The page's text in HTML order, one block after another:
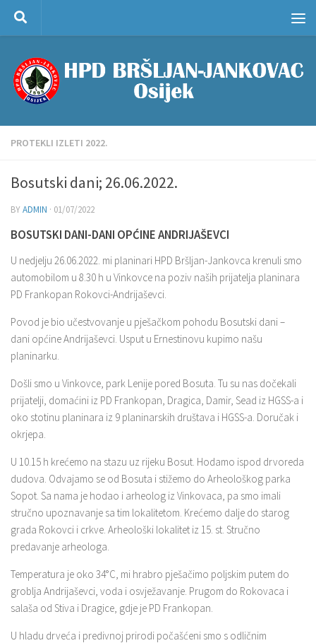
Skip to content
PROTEKLI IZLETI 2022.
Bosutski dani; 26.06.2022.
BYADMIN · 01/07/2022
BOSUTSKI DANI-DANI OPĆINE ANDRIJAŠEVCI
U nedjelju 26.06.2022. mi planinari HPD Bršljan-Jankovca krenuli smo
automobilom u 8.30 h u Vinkovce na poziv naših prijatelja planinara
PD Frankopan Rokovci-Andrijaševci.
Povod je bio učestvovanje u pješačkom pohodu Bosutski dani –
dani općine Andrijaševci. Usput u Ernestinovu kupimo našu
planinarku.
Došli smo u Vinkovce, park Lenije pored Bosuta. Tu su nas dočekali
prijatelji, domaćini iz PD Frankopan, Dragica, Damir, Sead iz HGSS-a i
oko stotinu planinara iz 9 planinarskih društava i HGSS-a. Doručak i
okrjepa.
U 10.15 h krećemo na stazu uz rijeku Bosut. Hodamo ispod drvoreda
dudova. Odvajamo se od Bosuta i stižemo do Arheološkog parka
Sopot. Sa nama je hodao i arheolog iz Vinkovaca, pa smo imali
stručno upoznavanje sa tim lokalitetom. Krećemo dalje do starog
grada Rokovci i crkve. Arheološki lokalitet iz 15. st. Stručno
predavanje arheologa.
Temperatura je oko 34°C, mi hrabro pješačimo poljskim putem do
groblja Andrijaševci, voda i osvježavanje. Prugom do Rokovaca i
salaša od Stiva i Dragice, gdje je PD Frankopan.
U hladu drveća i predivnoj prirodi počašćeni smo s odličnim